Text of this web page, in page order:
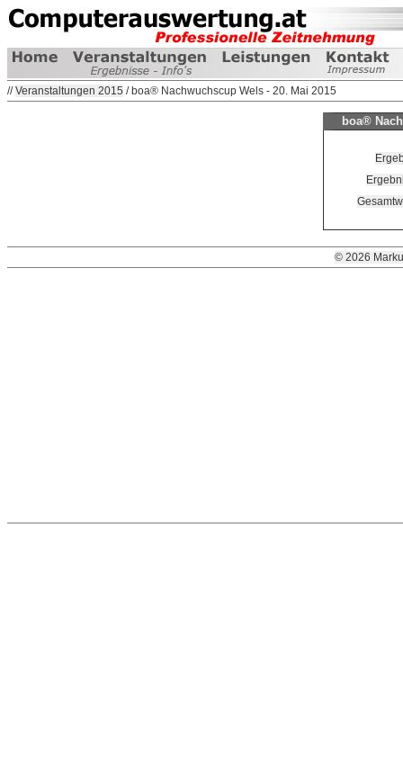
//Veranstaltungen 2015 / boa® Nachwuchscup Wels - 20. Mai 2015
boa®
© 2026